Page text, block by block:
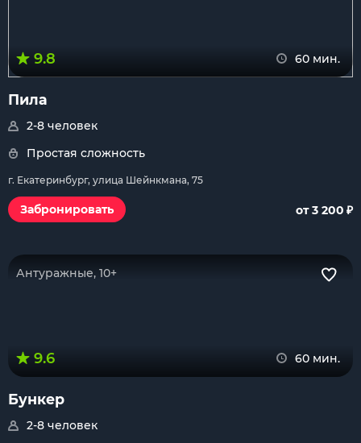
9.8 60 мин.
Пила
2-8 человек
Простая сложность
г. Екатеринбург, улица Шейнкмана, 75
Забронировать от 3 200 ₽
Антуражные, 10+
9.6 60 мин.
Бункер
2-8 человек